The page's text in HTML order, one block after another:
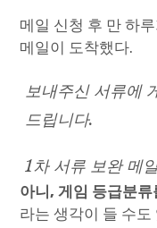
메일 신청 후 만 하
메일이 도착했다.
보내주신 서류에
드립니다.
1차 서류 보완 메
아니, 게임 등급분
라는 생각이 들 수